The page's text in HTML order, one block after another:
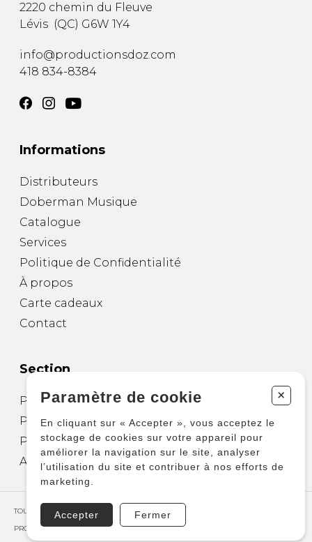
2220 chemin du Fleuve
Lévis (QC) G6W 1Y4
info@productionsdoz.com
418 834-8384
Informations
Distributeurs
Doberman Musique
Catalogue
Services
Politique de Confidentialité
À propos
Carte cadeaux
Contact
Section
Partitions pour guitare
Partitions pour autres instruments
Partitions pour ensembles
Autres produits
TOUS DROITS RÉSERVÉS © COPYRIGHT 2026 – PRODUCTIONS D'OZ
PROPULSÉ PAR
Paramètre de cookie +
En cliquant sur « Accepter », vous acceptez le
stockage de cookies sur votre appareil pour
améliorer la navigation sur le site, analyser
l’utilisation du site et contribuer à nos efforts de
marketing.
Accepter Fermer